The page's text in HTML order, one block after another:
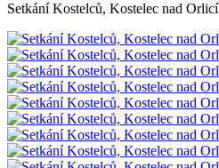
Setkání Kostelců, Kostelec nad Orlicí